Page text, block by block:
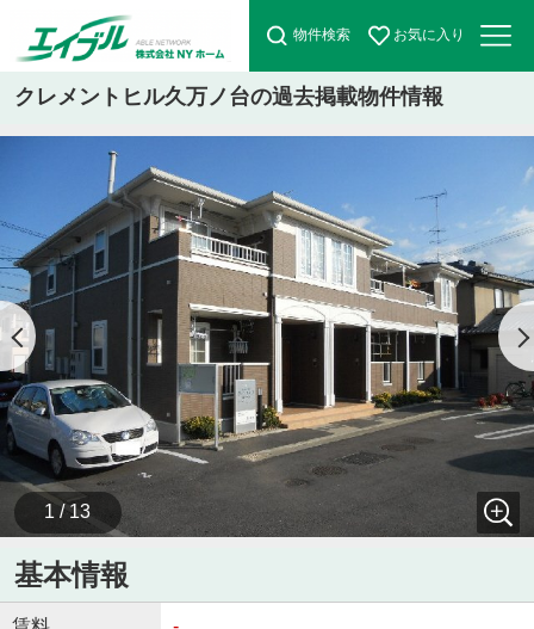
物件検索 お気に入り
クレメントヒル久万ノ台の過去掲載物件情報
1 / 13
基本情報